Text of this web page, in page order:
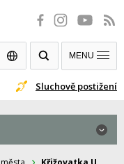
Sluchově postižení
MENU